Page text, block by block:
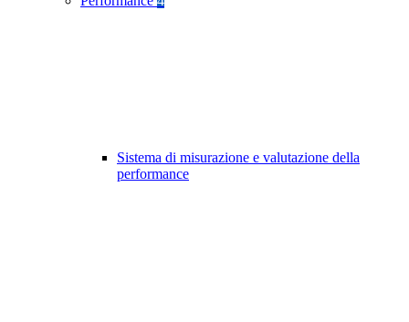
Sistema di misurazione e valutazione della
performance